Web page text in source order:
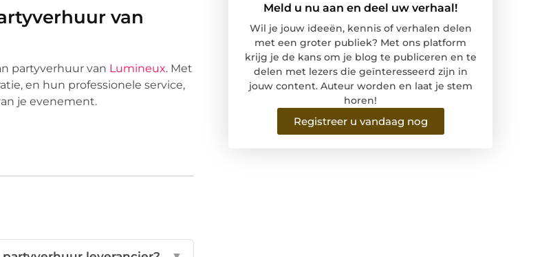
van
partyverhuur van Lumineux. Met
en hun professionele service,
je evenement.
Meld u nu aan en deel uw verhaal!
Wil je jouw ideeën, kennis of verhalen delen
met een groter publiek? Met ons platform
krijg je de kans om je blog te publiceren en te
delen met lezers die geïnteresseerd zijn in
jouw content. Auteur worden en laat je stem
horen!
Registreer u vandaag nog